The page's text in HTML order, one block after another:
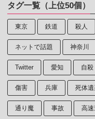
タグ一覧（上位50個）
東京 鉄道 殺人
ネットで話題 神奈川
Twitter 愛知 自殺
傷害 兵庫 死体
通り魔 事故 高